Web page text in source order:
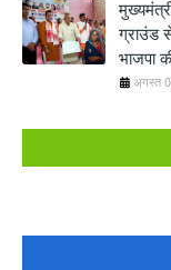
ग्राउंड
भाजपा
अगस्त